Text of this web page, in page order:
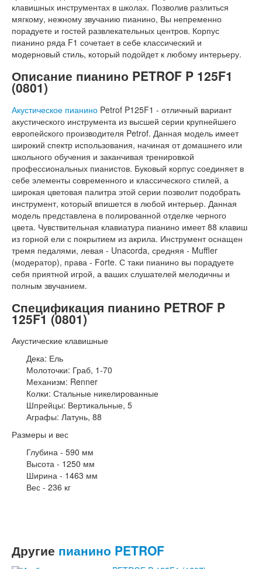
клавишных инструментах в школах. Позволив разлиться
мягкому, нежному звучанию пианино, Вы непременно
порадуете и гостей развлекательных центров. Корпус
пианино ряда F1 сочетает в себе классический и
модерновый стиль, который подойдет к любому интерьеру.
Описание пианино PETROF P 125F1
(0801)
Акустическое пианино Petrof P125F1 - отличный вариант
акустического инструмента из высшей серии крупнейшего
европейского производителя Petrof. Данная модель имеет
широкий спектр использования, начиная от домашнего или
школьного обучения и заканчивая тренировкой
профессиональных пианистов. Буковый корпус соединяет в
себе элементы современного и классического стилей, а
широкая цветовая палитра этой серии позволит подобрать
инструмент, который впишется в любой интерьер. Данная
модель представлена в полированной отделке черного
цвета. Чувствительная клавиатура пианино имеет 88 клавиш
из горной ели с покрытием из акрила. Инструмент оснащен
тремя педалями, левая - Unacorda, средняя - Muffler
(модератор), права - Forte. С таки пианино вы порадуете
себя приятной игрой, а ваших слушателей мелодичны и
полным звучанием.
Спецификация пианино PETROF P
125F1 (0801)
Акустические клавишные
Дека: Ель
Молоточки: Граб, 1-70
Механизм: Renner
Колки: Стальные никелированные
Шпрейцы: Вертикальные, 5
Аграфы: Латунь, 88
Размеры и вес
Глубина - 590 мм
Высота - 1250 мм
Ширина - 1463 мм
Вес - 236 кг
Другие пианино PETROF